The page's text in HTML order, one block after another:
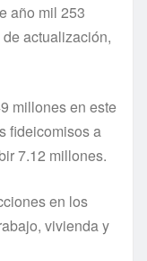
año mil 253
actualización,
millones en este
fideicomisos a
7.12 millones.
en los
vivienda y